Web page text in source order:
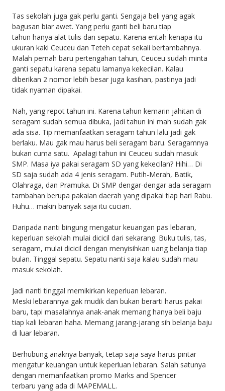
Tas sekolah juga gak perlu ganti. Sengaja beli yang agak
bagusan biar awet. Yang perlu ganti beli baru tiap
tahun hanya alat tulis dan sepatu. Karena entah kenapa itu
ukuran kaki Ceuceu dan Teteh cepat sekali bertambahnya.
Malah pernah baru pertengahan tahun, Ceuceu sudah minta
ganti sepatu karena sepatu lamanya kekecilan. Kalau
diberikan 2 nomor lebih besar juga kasihan, pastinya jadi
tidak nyaman dipakai.
Nah, yang repot tahun ini. Karena tahun kemarin jahitan di
seragam sudah semua dibuka, jadi tahun ini mah sudah gak
ada sisa. Tip memanfaatkan seragam tahun lalu jadi gak
berlaku. Mau gak mau harus beli seragam baru. Seragamnya
bukan cuma satu. Apalagi tahun ini Ceuceu sudah masuk
SMP. Masa iya pakai seragam SD yang kekecilan? Hihi… Di
SD saja sudah ada 4 jenis seragam. Putih-Merah, Batik,
Olahraga, dan Pramuka. Di SMP dengar-dengar ada seragam
tambahan berupa pakaian daerah yang dipakai tiap hari Rabu.
Huhu… makin banyak saja itu cucian.
Daripada nanti bingung mengatur keuangan pas lebaran,
keperluan sekolah mulai dicicil dari sekarang. Buku tulis, tas,
seragam, mulai dicicil dengan menyisihkan uang belanja tiap
bulan. Tinggal sepatu. Sepatu nanti saja kalau sudah mau
masuk sekolah.
Jadi nanti tinggal memikirkan keperluan lebaran.
Meski lebarannya gak mudik dan bukan berarti harus pakai
baru, tapi masalahnya anak-anak memang hanya beli baju
tiap kali lebaran haha. Memang jarang-jarang sih belanja baju
di luar lebaran.
Berhubung anaknya banyak, tetap saja saya harus pintar
mengatur keuangan untuk keperluan lebaran. Salah satunya
dengan memanfaatkan promo Marks and Spencer
terbaru yang ada di MAPEMALL.